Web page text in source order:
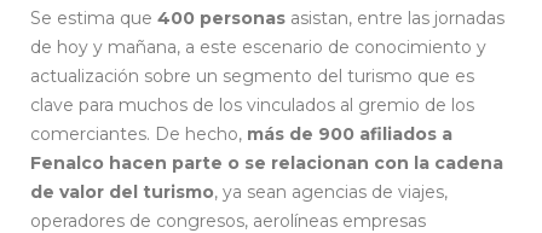
Se estima que 400 personas asistan, entre las jornadas
de hoy y mañana, a este escenario de conocimiento y
actualización sobre un segmento del turismo que es
clave para muchos de los vinculados al gremio de los
comerciantes. De hecho, más de 900 afiliados a
Fenalco hacen parte o se relacionan con la cadena
de valor del turismo, ya sean agencias de viajes,
operadores de congresos, aerolíneas empresas